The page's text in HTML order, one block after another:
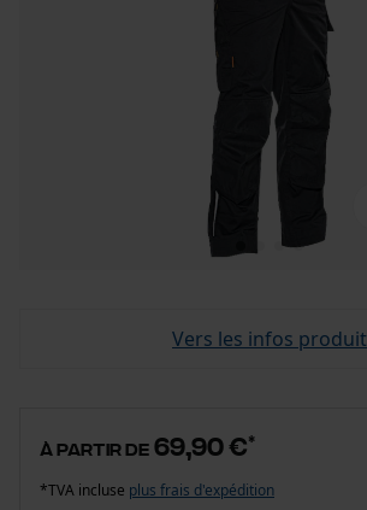
Vers les infos produit
à partir de 69,90 €*
*TVA incluse plus frais d'expédition